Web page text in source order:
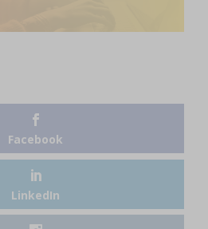
Facebook
LinkedIn